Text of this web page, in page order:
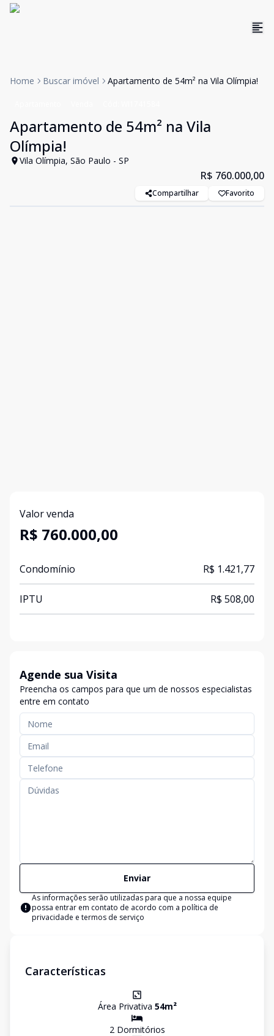
Home Buscar imóvel Apartamento de 54m² na Vila Olímpia!
Apartamento de 54m² na Vila
Olímpia!
Vila Olímpia, São Paulo - SP
R$ 760.000,00
Compartilhar Favorito
Valor venda
R$ 760.000,00
Condomínio R$ 1.421,77
IPTU R$ 508,00
Agende sua Visita
Preencha os campos para que um de nossos especialistas
entre em contato
Enviar
As informações serão utilizadas para que a nossa equipe
possa entrar em contato de acordo com a política de
privacidade e termos de serviço
Características
Área Privativa 54m²
2Dormitórios